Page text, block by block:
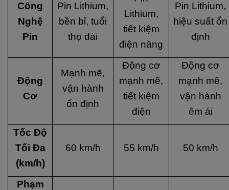
Công
Nghệ
Pin
Pin Lithium,
bền bỉ, tuổi
thọ dài
Lithium,
tiết kiệm
điện năng
Pin Lithium,
hiệu suất ổn
định
Động
Cơ
Mạnh mẽ,
vận hành
ổn định
Động cơ
mạnh mẽ,
tiết kiệm
điện
Động cơ
mạnh mẽ,
vận hành
êm ái
Tốc Độ
Tối Đa
(km/h)
60 km/h 55 km/h 50 km/h
Phạm